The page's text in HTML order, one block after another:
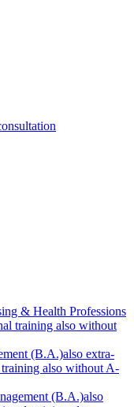
& Health Professions
training also without
(B.A.)also extra-
also without A-
(B.A.)also